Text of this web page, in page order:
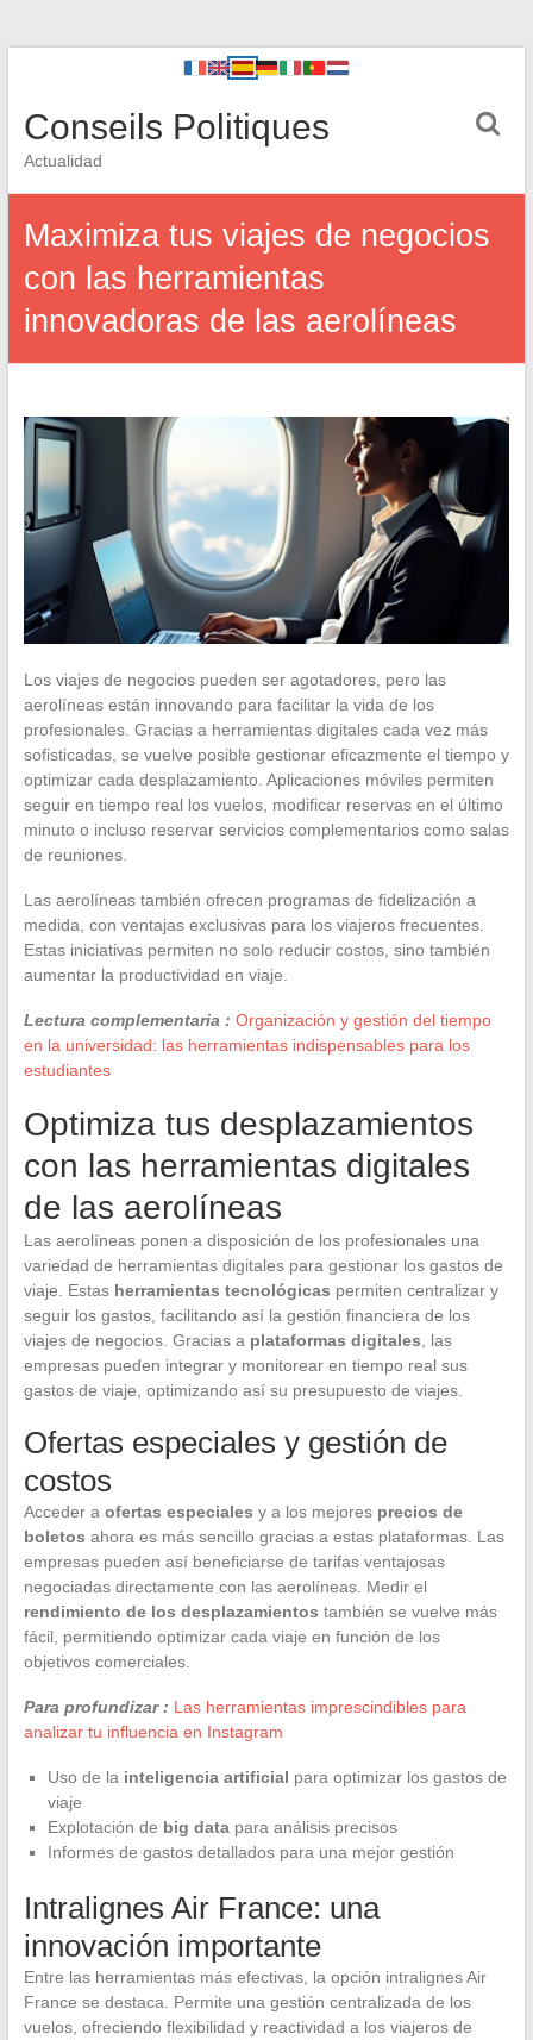
Conseils Politiques
Actualidad
Maximiza tus viajes de negocios
con las herramientas
innovadoras de las aerolíneas
Los viajes de negocios pueden ser agotadores, pero las
aerolíneas están innovando para facilitar la vida de los
profesionales. Gracias a herramientas digitales cada vez más
sofisticadas, se vuelve posible gestionar eficazmente el tiempo y
optimizar cada desplazamiento. Aplicaciones móviles permiten
seguir en tiempo real los vuelos, modificar reservas en el último
minuto o incluso reservar servicios complementarios como salas
de reuniones.
Las aerolíneas también ofrecen programas de fidelización a
medida, con ventajas exclusivas para los viajeros frecuentes.
Estas iniciativas permiten no solo reducir costos, sino también
aumentar la productividad en viaje.
Lectura complementaria : Organización y gestión del tiempo
en la universidad: las herramientas indispensables para los
estudiantes
Optimiza tus desplazamientos
con las herramientas digitales
de las aerolíneas
Las aerolíneas ponen a disposición de los profesionales una
variedad de herramientas digitales para gestionar los gastos de
viaje. Estas herramientas tecnológicas permiten centralizar y
seguir los gastos, facilitando así la gestión financiera de los
viajes de negocios. Gracias a plataformas digitales , las
empresas pueden integrar y monitorear en tiempo real sus
gastos de viaje, optimizando así su presupuesto de viajes.
Ofertas especiales y gestión de
costos
Acceder a ofertas especiales y a los mejores precios de
boletos ahora es más sencillo gracias a estas plataformas. Las
empresas pueden así beneficiarse de tarifas ventajosas
negociadas directamente con las aerolíneas. Medir el
rendimiento de los desplazamientos también se vuelve más
fácil, permitiendo optimizar cada viaje en función de los
objetivos comerciales.
Para profundizar : Las herramientas imprescindibles para
analizar tu influencia en Instagram
Uso de la inteligencia artificial para optimizar los gastos de
viaje
Explotación de big datapara análisis precisos
Informes de gastos detallados para una mejor gestión
Intralignes Air France: una
innovación importante
Entre las herramientas más efectivas, la opción intralignes Air
France se destaca. Permite una gestión centralizada de los
vuelos, ofreciendo flexibilidad y reactividad a los viajeros de